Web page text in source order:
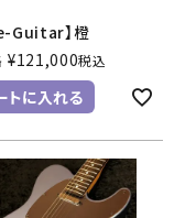
Guitar】橙
¥121,000税込
トに入れる